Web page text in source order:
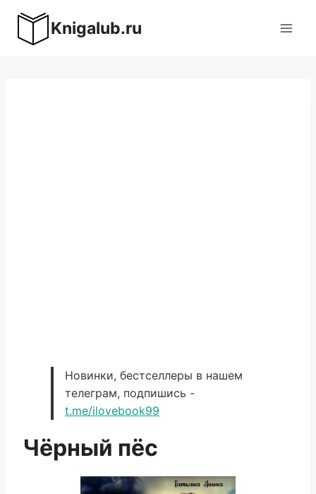
содержимому
Knigalub.ru
Новинки, бестселлеры в нашем
телеграм, подпишись -
t.me/ilovebook99
Чёрный пёс